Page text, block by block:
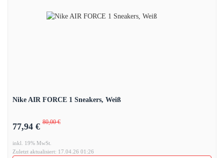
Nike AIR FORCE 1 Sneakers, Weiß
77,94 € 80,00 €
inkl. 19% MwSt.
Zuletzt aktualisiert: 17.04.26 01:26